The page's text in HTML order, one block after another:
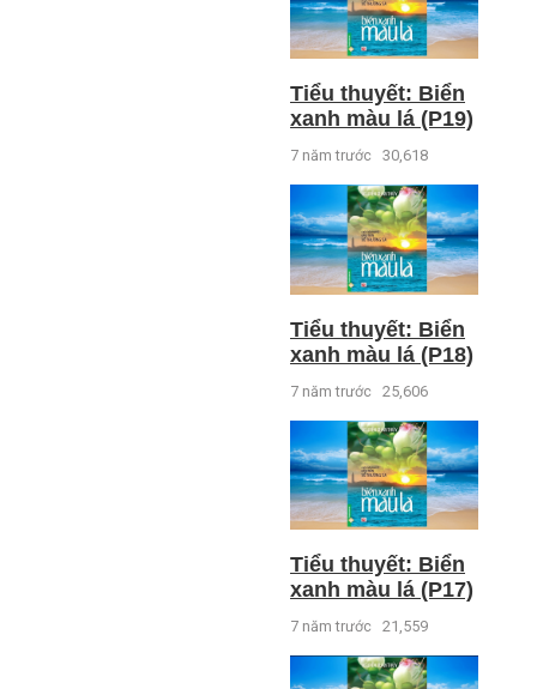
Tiểu thuyết: Biển
xanh màu lá (P19)
7 năm trước 30,618
Tiểu thuyết: Biển
xanh màu lá (P18)
7 năm trước 25,606
Tiểu thuyết: Biển
xanh màu lá (P17)
7 năm trước 21,559